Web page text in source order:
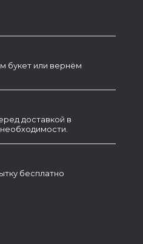
букет или вернём
доставкой в
бесплатно